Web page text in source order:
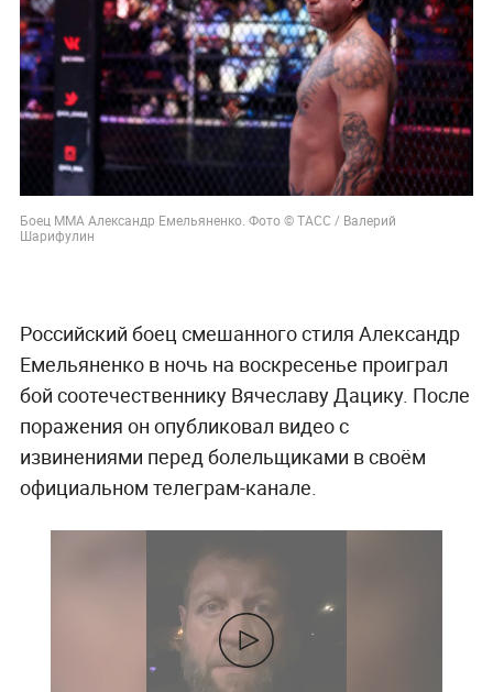
Боец ММА Александр Емельяненко. Фото © ТАСС / Валерий
Шарифулин
Российский боец смешанного стиля Александр
Емельяненко в ночь на воскресенье проиграл
бой соотечественнику Вячеславу Дацику. После
поражения он опубликовал видео с
извинениями перед болельщиками в своём
официальном телеграм-канале.